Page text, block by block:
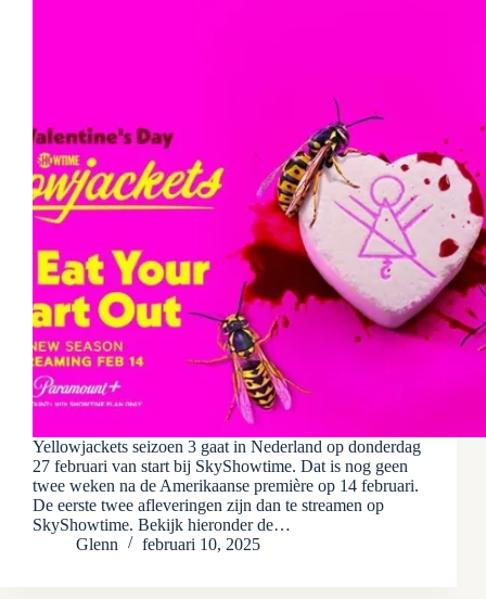
Yellowjackets seizoen 3 gaat in Nederland op donderdag
27 februari van start bij SkyShowtime. Dat is nog geen
twee weken na de Amerikaanse première op 14 februari.
De eerste twee afleveringen zijn dan te streamen op
SkyShowtime. Bekijk hieronder de…
Glenn
februari 10, 2025